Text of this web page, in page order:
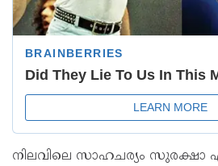
നിലവിലെ സാഹചര്യം